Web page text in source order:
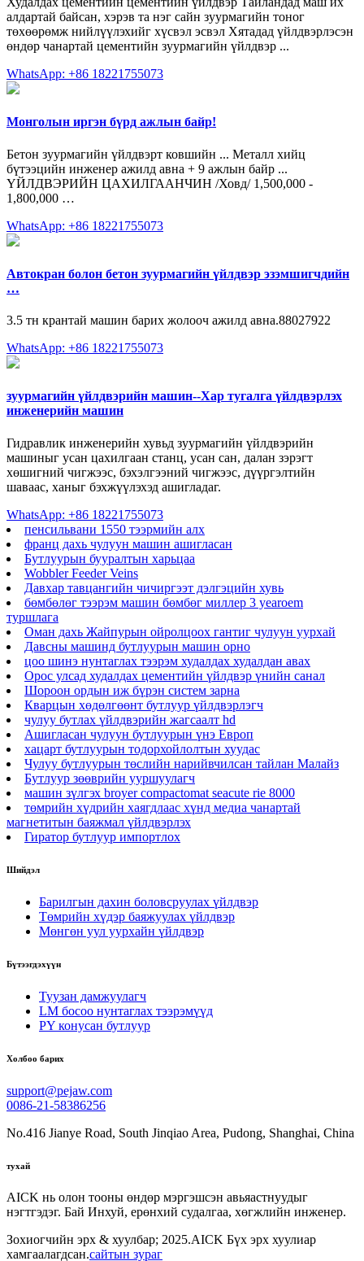
алдартай байсан, хэрэв та нэг сайн зуурмагийн тоног
төхөөрөмж нийлүүлэхийг хүсвэл эсвэл Хятадад үйлдвэрлэсэн
өндөр чанартай цементийн зуурмагийн үйлдвэр ...
WhatsApp: +86 18221755073
Монголын иргэн бүрд ажлын байр!
Бетон зуурмагийн үйлдвэрт ковшийн ... Металл хийц
бүтээцийн инженер ажилд авна + 9 ажлын байр ...
ҮЙЛДВЭРИЙН ЦАХИЛГААНЧИН /Ховд/ 1,500,000 -
1,800,000 …
WhatsApp: +86 18221755073
Автокран болон бетон зуурмагийн үйлдвэр эзэмшигчдийн
…
3.5 тн крантай машин барих жолооч ажилд авна.88027922
WhatsApp: +86 18221755073
зуурмагийн үйлдвэрийн машин--Хар тугалга үйлдвэрлэх
инженерийн машин
Гидравлик инженерийн хувьд зуурмагийн үйлдвэрийн
машиныг усан цахилгаан станц, усан сан, далан зэрэгт
хөшигний чигжээс, бэхэлгээний чигжээс, дүүргэлтийн
шаваас, ханыг бэхжүүлэхэд ашигладаг.
WhatsApp: +86 18221755073
пенсильвани 1550 тээрмийн алх
франц дахь чулуун машин ашигласан
Бутлуурын бууралтын харьцаа
Wobbler Feeder Veins
Давхар тавцангийн чичиргээт дэлгэцийн хувь
бөмбөлөг тээрэм машин бөмбөг миллер 3 yearoem
туршлага
Оман дахь Жайпурын ойролцоох гантиг чулуун уурхай
Давсны машинд бутлуурын машин орно
цоо шинэ нунтаглах тээрэм худалдах худалдан авах
Орос улсад худалдах цементийн үйлдвэр үнийн санал
Шороон ордын иж бүрэн систем зарна
Кварцын хөдөлгөөнт бутлуур үйлдвэрлэгч
чулуу бутлах үйлдвэрийн жагсаалт hd
Ашигласан чулуун бутлуурын үнэ Европ
хацарт бутлуурын тодорхойлолтын хуудас
Чулуу бутлуурын төслийн нарийвчилсан тайлан Малайз
Бутлуур зөөврийн ууршуулагч
машин зүлгэх broyer compactomat seacute rie 8000
төмрийн хүдрийн хаягдлаас хүнд медиа чанартай
магнетитын баяжмал үйлдвэрлэх
Гиратор бутлуур импортлох
Шийдэл
Барилгын дахин боловсруулах үйлдвэр
Төмрийн хүдэр баяжуулах үйлдвэр
Мөнгөн уул уурхайн үйлдвэр
Бүтээгдэхүүн
Туузан дамжуулагч
LM босоо нунтаглах тээрэмүүд
PY конусан бутлуур
Холбоо барих
support@pejaw.com
0086-21-58386256
No.416 Jianye Road, South Jinqiao Area, Pudong, Shanghai, China
тухай
AICK нь олон тооны өндөр мэргэшсэн авьяастнуудыг
нэгтгэдэг. Бай Инхуй, ерөнхий судалгаа, хөгжлийн инженер.
Зохиогчийн эрх & хуулбар; 2025.AICK Бүх эрх хуулиар
хамгаалагдсан.сайтын зураг